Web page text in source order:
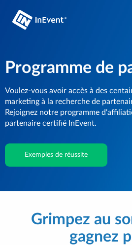
Programme de
Voulez-vous avoir accès à des
marketing à la recherche de
Rejoignez notre programme
partenaire certifié InEvent.
Exemples de réussite
Grimpez au
gagnez